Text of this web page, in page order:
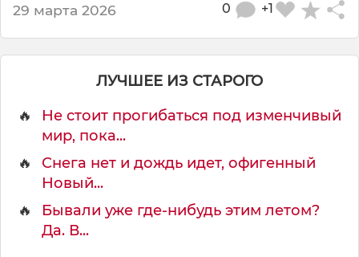
29 марта 2026 +1
0
ЛУЧШЕЕ ИЗ СТАРОГО
🔥
Не стоит прогибаться под изменчивый
мир, пока...
🔥
Снега нет и дождь идет, офигенный
Новый...
🔥
Бывали уже где-нибудь этим летом?
Да. В...